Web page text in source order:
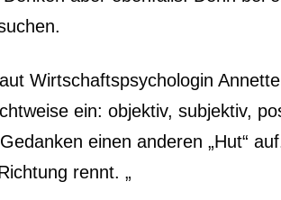
Wirtschaftspsychologin
ein: objektiv, subjektiv,
einen anderen „Hut“
rennt. „